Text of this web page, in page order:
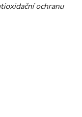
ochranu